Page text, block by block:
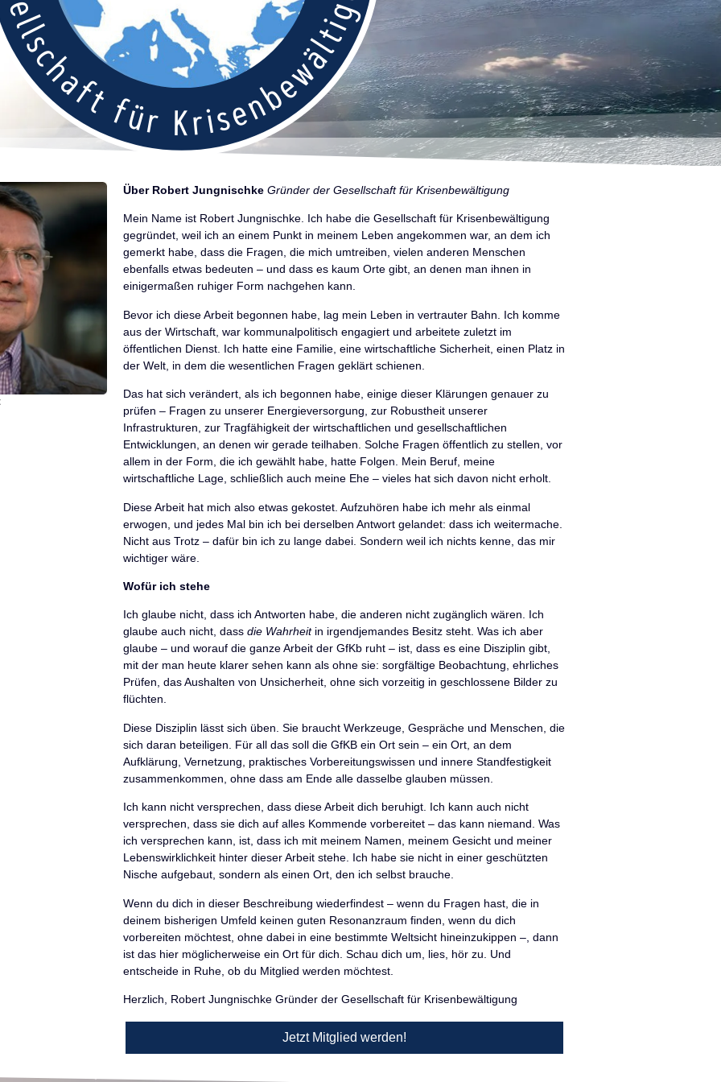
Über Robert Jungnischke Gründer der Gesellschaft für Krisenbewältigung
Mein Name ist Robert Jungnischke. Ich habe die Gesellschaft für Krisenbewältigung
gegründet, weil ich an einem Punkt in meinem Leben angekommen war, an dem ich
gemerkt habe, dass die Fragen, die mich umtreiben, vielen anderen Menschen
ebenfalls etwas bedeuten – und dass es kaum Orte gibt, an denen man ihnen in
einigermaßen ruhiger Form nachgehen kann.
Bevor ich diese Arbeit begonnen habe, lag mein Leben in vertrauter Bahn. Ich komme
aus der Wirtschaft, war kommunalpolitisch engagiert und arbeitete zuletzt im
öffentlichen Dienst. Ich hatte eine Familie, eine wirtschaftliche Sicherheit, einen Platz in
der Welt, in dem die wesentlichen Fragen geklärt schienen.
Das hat sich verändert, als ich begonnen habe, einige dieser Klärungen genauer zu
prüfen – Fragen zu unserer Energieversorgung, zur Robustheit unserer
Infrastrukturen, zur Tragfähigkeit der wirtschaftlichen und gesellschaftlichen
Entwicklungen, an denen wir gerade teilhaben. Solche Fragen öffentlich zu stellen, vor
allem in der Form, die ich gewählt habe, hatte Folgen. Mein Beruf, meine
wirtschaftliche Lage, schließlich auch meine Ehe – vieles hat sich davon nicht erholt.
Diese Arbeit hat mich also etwas gekostet. Aufzuhören habe ich mehr als einmal
erwogen, und jedes Mal bin ich bei derselben Antwort gelandet: dass ich weitermache.
Nicht aus Trotz – dafür bin ich zu lange dabei. Sondern weil ich nichts kenne, das mir
wichtiger wäre.
Wofür ich stehe
Ich glaube nicht, dass ich Antworten habe, die anderen nicht zugänglich wären. Ich
glaube auch nicht, dass die Wahrheitin irgendjemandes Besitz steht. Was ich aber
glaube – und worauf die ganze Arbeit der GfKb ruht – ist, dass es eine Disziplin gibt,
mit der man heute klarer sehen kann als ohne sie: sorgfältige Beobachtung, ehrliches
Prüfen, das Aushalten von Unsicherheit, ohne sich vorzeitig in geschlossene Bilder zu
flüchten.
Diese Disziplin lässt sich üben. Sie braucht Werkzeuge, Gespräche und Menschen, die
sich daran beteiligen. Für all das soll die GfKB ein Ort sein – ein Ort, an dem
Aufklärung, Vernetzung, praktisches Vorbereitungswissen und innere Standfestigkeit
zusammenkommen, ohne dass am Ende alle dasselbe glauben müssen.
Ich kann nicht versprechen, dass diese Arbeit dich beruhigt. Ich kann auch nicht
versprechen, dass sie dich auf alles Kommende vorbereitet – das kann niemand. Was
ich versprechen kann, ist, dass ich mit meinem Namen, meinem Gesicht und meiner
Lebenswirklichkeit hinter dieser Arbeit stehe. Ich habe sie nicht in einer geschützten
Nische aufgebaut, sondern als einen Ort, den ich selbst brauche.
Wenn du dich in dieser Beschreibung wiederfindest – wenn du Fragen hast, die in
deinem bisherigen Umfeld keinen guten Resonanzraum finden, wenn du dich
vorbereiten möchtest, ohne dabei in eine bestimmte Weltsicht hineinzukippen –, dann
ist das hier möglicherweise ein Ort für dich. Schau dich um, lies, hör zu. Und
entscheide in Ruhe, ob du Mitglied werden möchtest.
Herzlich, Robert Jungnischke Gründer der Gesellschaft für Krisenbewältigung
Jetzt Mitglied werden!